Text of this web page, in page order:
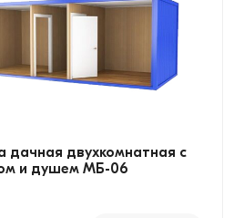
дачная двухкомнатная с
и душем МБ-06